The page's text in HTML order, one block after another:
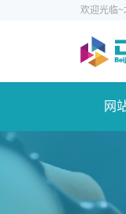
欢迎光临~
网